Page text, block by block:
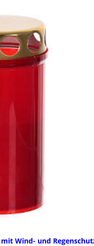
Wind- und